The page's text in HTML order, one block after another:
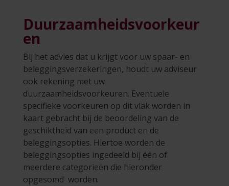
Duurzaamheidsvoorkeur
en
Bij het advies dat u krijgt voor uw spaar- en
beleggingsverzekeringen, houdt uw adviseur
ook rekening met uw
duurzaamheidsvoorkeuren. Eventuele
specifieke voorkeuren op dit vlak worden in
kaart gebracht bij de beoordeling van de
geschiktheid van een product en de
beleggingsopties. Hiertoe worden de
beleggingsopties ingedeeld bij één of
meerdere categorieën die hieronder
opgesomd worden.